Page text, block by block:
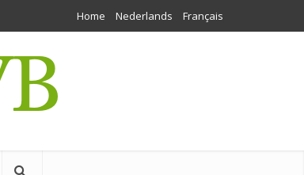
Home Nederlands Français